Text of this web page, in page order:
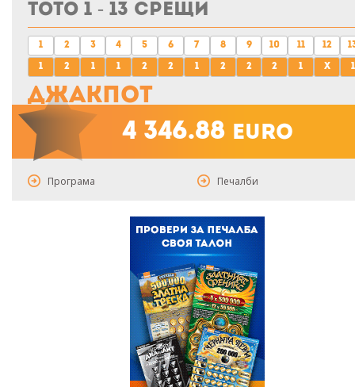
Тото 1 - 13 срещи
1
1
2
2
3
1
4
1
5
2
6
2
7
1
8
2
9
2
10
2
11
1
12
x 1
Джакпот
4 346.88 euro
Програма Печалби